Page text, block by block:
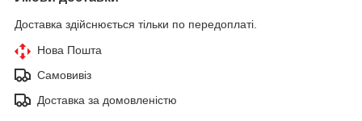
Доставка здійснюється тільки по передоплаті.
Нова Пошта
Самовивіз
Доставка за домовленістю